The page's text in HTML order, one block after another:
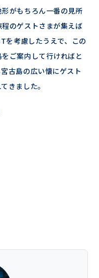
がもちろん一番の見所
のゲストさまが集えば
を考慮したうえで、この
ご案内して行ければと
古島の広い懐にゲスト
きました。